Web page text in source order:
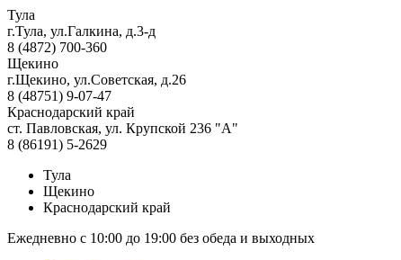
Тула
г.Тула, ул.Галкина, д.3-д
8 (4872) 700-360
Щекино
г.Щекино, ул.Советская, д.26
8 (48751) 9-07-47
Краснодарский край
ст. Павловская, ул. Крупской 236 "А"
8 (86191) 5-2629
Тула
Щекино
Краснодарский край
Ежедневно с 10:00 до 19:00 без обеда и выходных